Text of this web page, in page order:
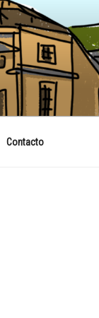
Contacto